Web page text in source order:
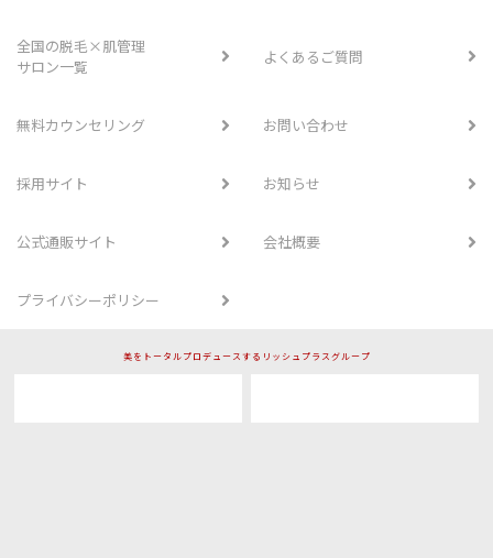
全国の脱毛×肌管理
サロン一覧
よくあるご質問
無料カウンセリング お問い合わせ
採用サイト お知らせ
公式通販サイト 会社概要
プライバシーポリシー
美をトータルプロデュースするリッシュプラスグループ